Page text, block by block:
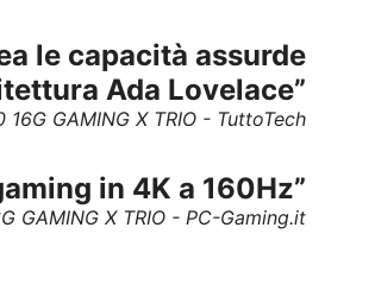
le capacità assurde
Ada Lovelace”
GAMING X TRIO - TuttoTech
in 4K a 160Hz”
GAMING X TRIO - PC-Gaming.it